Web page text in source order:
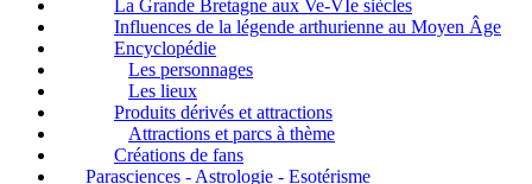
La Grande Bretagne aux Ve-VIe siècles
Influences de la légende arthurienne au Moyen Âge
Encyclopédie
Les personnages
Les lieux
Produits dérivés et attractions
Attractions et parcs à thème
Créations de fans
Parasciences - Astrologie - Esotérisme